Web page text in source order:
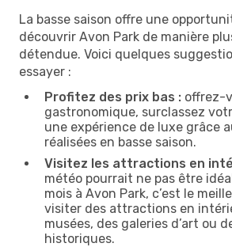
La basse saison offre une
découvrir Avon Park de manière
détendue. Voici quelques
essayer :
Profitez des prix bas : offrez-
gastronomique, surclassez
une expérience de luxe grâce
réalisées en basse saison.
Visitez les attractions en
météo pourrait ne pas être
mois à Avon Park, c’est le
visiter des attractions en
musées, des galeries d’art ou
historiques.